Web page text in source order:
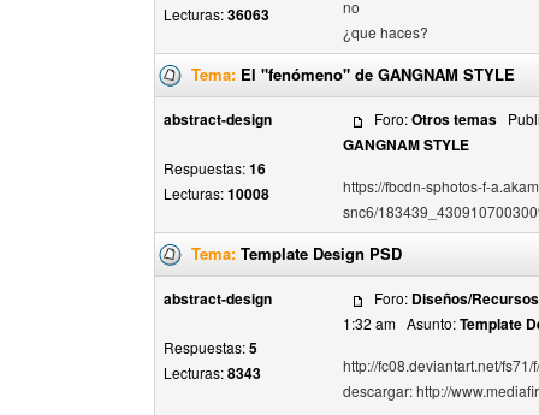
Lecturas:36063
no
¿que haces?
Tema: El "fenómeno" de GANGNAM STYLE
abstract-design
Respuestas:16
Lecturas:10008
Foro:Otros temas
GANGNAM STYLE
https://fbcdn-sphotos-f-
snc6/
Tema: Template Design PSD
abstract-design
Respuestas:5
Lecturas:8343
Foro: Diseños/
1:32 am Asunto:Template
http://fc08.deviantart.net/
descargar: http://